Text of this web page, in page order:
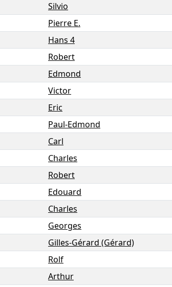
Silvio
Pierre E.
Hans 4
Robert
Edmond
Victor
Eric
Paul-Edmond
Carl
Charles
Robert
Edouard
Charles
Georges
Gilles-Gérard (Gérard)
Rolf
Arthur